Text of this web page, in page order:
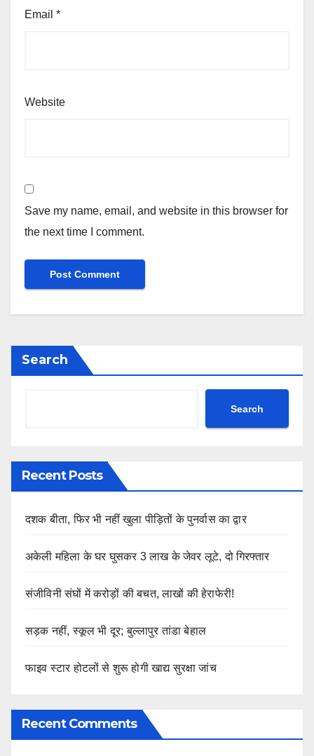
Email *
Website
Save my name, email, and website in this browser for
the next time I comment.
Search
Search
Recent Posts
दशक बीता, फिर भी नहीं खुला पीड़ितों के पुनर्वास का द्वार
अकेली महिला के घर घुसकर 3 लाख के जेवर लूटे, दो गिरफ्तार
संजीविनी संघों में करोड़ों की बचत, लाखों की हेराफेरी!
सड़क नहीं, स्कूल भी दूर; बुल्लापुर तांडा बेहाल
फाइव स्टार होटलों से शुरू होगी खाद्य सुरक्षा जांच
Recent Comments